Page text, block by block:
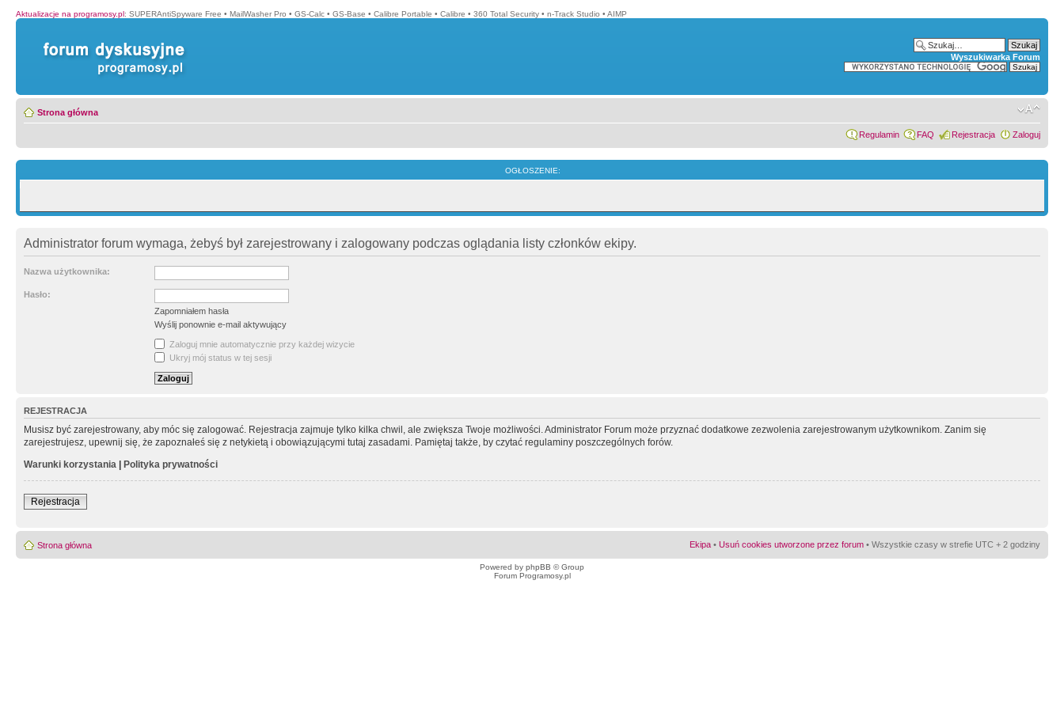
Aktualizacje na programosy.pl: SUPERAntiSpyware Free • MailWasher Pro • GS-Calc • GS-Base • Calibre Portable • Calibre • 360 Total Security • n-Track Studio • AIMP
Wyszukiwarka Forum
Strona główna
Regulamin FAQ Rejestracja Zaloguj
OGŁOSZENIE:
Administrator forum wymaga, żebyś był zarejestrowany i zalogowany podczas oglądania listy członków ekipy.
Nazwa użytkownika:
Hasło:
Zapomniałem hasła
Wyślij ponownie e-mail aktywujący
Zaloguj mnie automatycznie przy każdej wizycie
Ukryj mój status w tej sesji
REJESTRACJA
Musisz być zarejestrowany, aby móc się zalogować. Rejestracja zajmuje tylko kilka chwil, ale zwiększa Twoje możliwości. Administrator Forum może przyznać dodatkowe zezwolenia zarejestrowanym użytkownikom. Zanim się
zarejestrujesz, upewnij się, że zapoznałeś się z netykietą i obowiązującymi tutaj zasadami. Pamiętaj także, by czytać regulaminy poszczególnych forów.
Warunki korzystania | Polityka prywatności
Rejestracja
Strona główna Ekipa • Usuń cookies utworzone przez forum • Wszystkie czasy w strefie UTC + 2 godziny
Powered by phpBB © Group
Forum Programosy.pl